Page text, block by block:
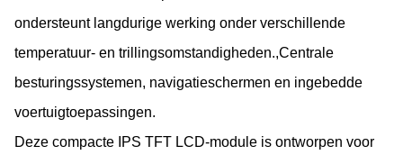
ondersteunt langdurige werking onder verschillende
temperatuur- en trillingsomstandigheden.,Centrale
besturingssystemen, navigatieschermen en ingebedde
voertuigtoepassingen.
Deze compacte IPS TFT LCD-module is ontworpen voor